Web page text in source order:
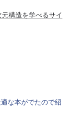
構造を学べるサイ
な本がでたので紹